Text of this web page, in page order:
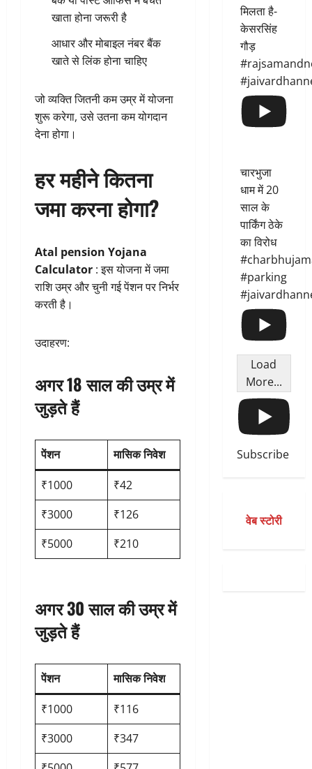
खाता होना जरूरी है
आधार और मोबाइल नंबर बैंक
खाते से लिंक होना चाहिए
जो व्यक्ति जितनी कम उम्र में योजना
शुरू करेगा, उसे उतना कम योगदान
देना होगा।
हर महीने कितना
जमा करना होगा?
Atal pension Yojana
Calculator : इस योजना में जमा
राशि उम्र और चुनी गई पेंशन पर निर्भर
करती है।
उदाहरण:
अगर 18 साल की उम्र में
जुड़ते हैं
पेंशन
मासिक निवेश
₹1000
₹42
₹3000
₹126
₹5000
₹210
अगर 30 साल की उम्र में
जुड़ते हैं
पेंशन
मासिक निवेश
₹1000
₹116
₹3000
₹347
मिलता है-
केसरसिंह
गौड़
चारभुजा
धाम में 20
साल के
पार्किंग ठेके
का विरोध
#parking
Load
More...
Subscribe
वेब स्टोरी